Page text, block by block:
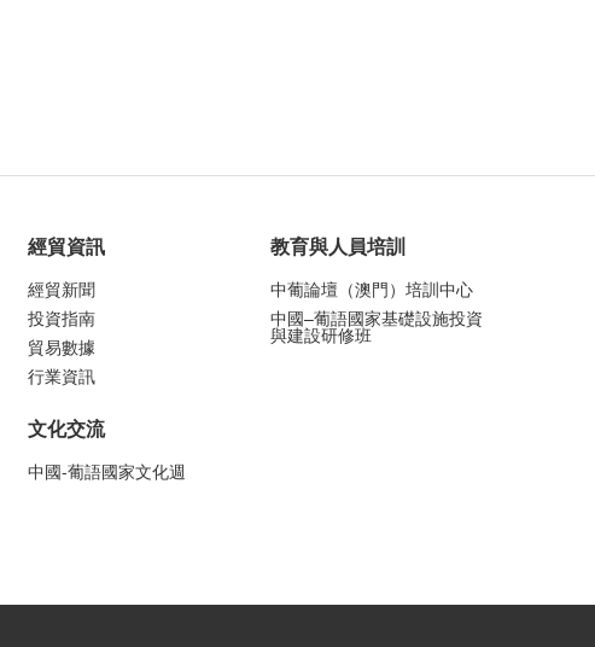
經貿資訊
經貿新聞
投資指南
貿易數據
行業資訊
文化交流
中國-葡語國家文化週
教育與人員培訓
中葡論壇（澳門）培訓中心
中國–葡語國家基礎設施投資
與建設研修班